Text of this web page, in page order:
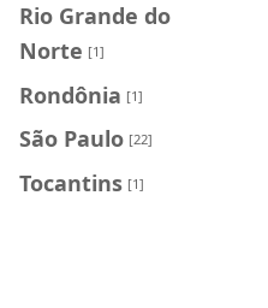
Rio Grande do
Norte [1]
Rondônia [1]
São Paulo [22]
Tocantins [1]